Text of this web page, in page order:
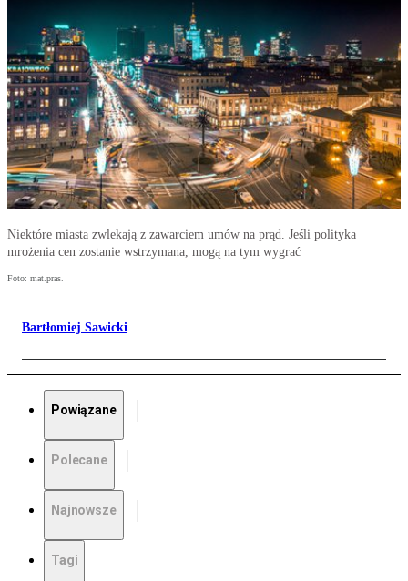
Niektóre miasta zwlekają z zawarciem umów na prąd. Jeśli polityka
mrożenia cen zostanie wstrzymana, mogą na tym wygrać
Foto: mat.pras.
Bartłomiej Sawicki
Powiązane
Polecane
Najnowsze
Tagi